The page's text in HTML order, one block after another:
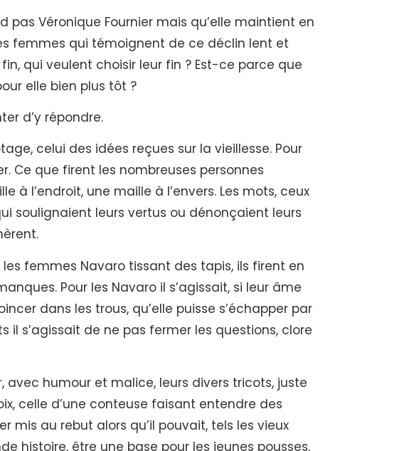
pas Véronique Fournier mais qu’elle maintient en
femmes qui témoignent de ce déclin lent et
qui veulent choisir leur fin ? Est-ce parce que
elle bien plus tôt ?
d’y répondre.
celui des idées reçues sur la vieillesse. Pour
Ce que firent les nombreuses personnes
à l’endroit, une maille à l’envers. Les mots, ceux
soulignaient leurs vertus ou dénonçaient leurs
femmes Navaro tissant des tapis, ils firent en
Pour les Navaro il s’agissait, si leur âme
dans les trous, qu’elle puisse s’échapper par
il s’agissait de ne pas fermer les questions, clore
avec humour et malice, leurs divers tricots, juste
celle d’une conteuse faisant entendre des
mis au rebut alors qu’il pouvait, tels les vieux
histoire, être une base pour les jeunes pousses,